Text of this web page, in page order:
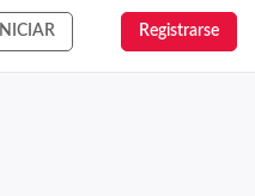
INICIAR Registrarse